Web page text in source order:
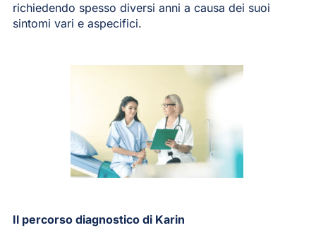
richiedendo spesso diversi anni a causa dei suoi
sintomi vari e aspecifici.
Il percorso diagnostico di Karin